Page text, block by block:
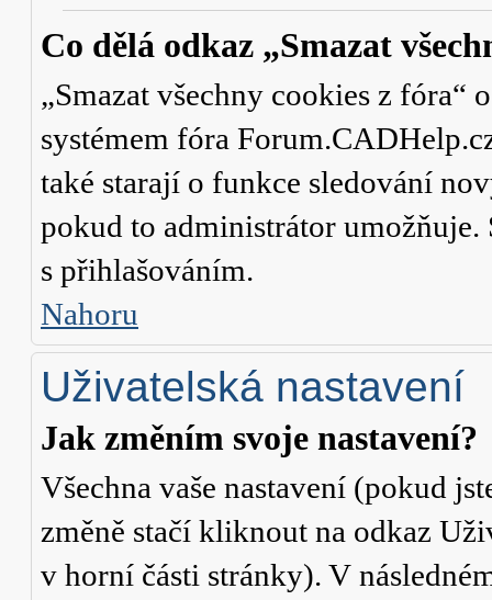
Co dělá odkaz „Smazat
„Smazat všechny cookies z fóra“
systémem fóra
také starají o funkce sledování
pokud to administrátor umožňuje.
s přihlašováním.
Nahoru
Uživatelská nastavení
Jak změním svoje nastavení?
Všechna vaše nastavení (pokud
změně stačí kliknout na odkaz
v horní části stránky). V